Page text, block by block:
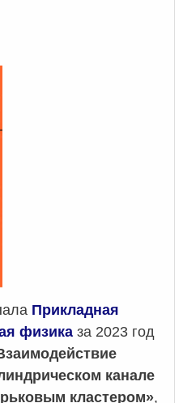
Прикладная
физика за 2023 год
канале
кластером»,